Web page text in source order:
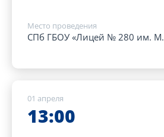
Место проведения
СПб ГБОУ «Лицей № 280 им.
01 апреля
13:00